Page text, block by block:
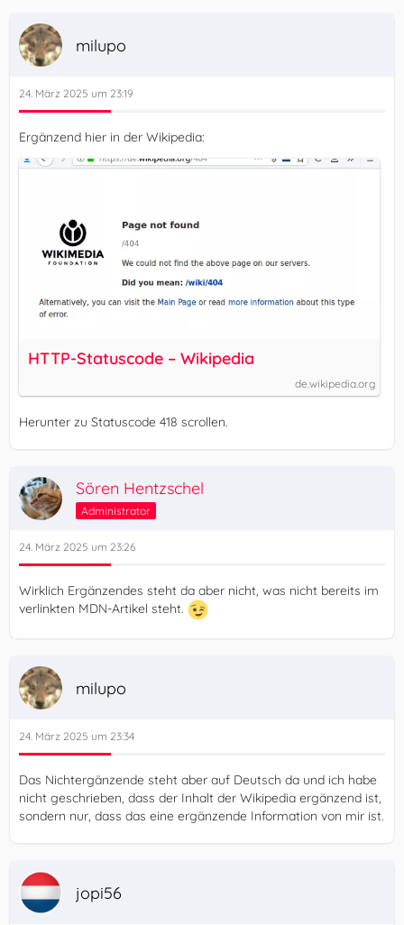
milupo
24. März 2025 um 23:19
Ergänzend hier in der Wikipedia:
HTTP-Statuscode – Wikipedia
de.wikipedia.org
Herunter zu Statuscode 418 scrollen.
Sören Hentzschel
Administrator
24. März 2025 um 23:26
Wirklich Ergänzendes steht da aber nicht, was nicht bereits im
verlinkten MDN-Artikel steht.
milupo
24. März 2025 um 23:34
Das Nichtergänzende steht aber auf Deutsch da und ich habe
nicht geschrieben, dass der Inhalt der Wikipedia ergänzend ist,
sondern nur, dass das eine ergänzende Information von mir ist.
jopi56